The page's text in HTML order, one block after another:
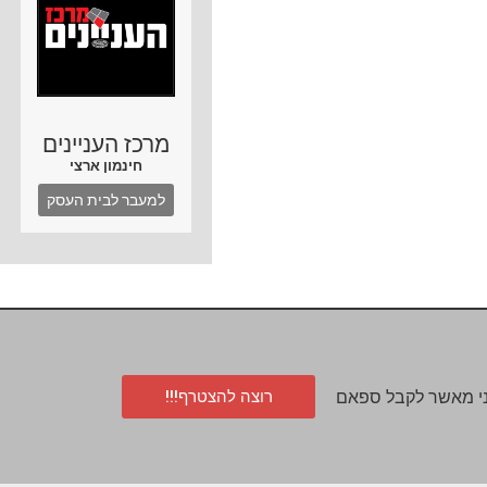
מרכז העניינים
חינמון ארצי
למעבר לבית העסק
מאשר לקבל ספאם רוצה להצטרף!!!